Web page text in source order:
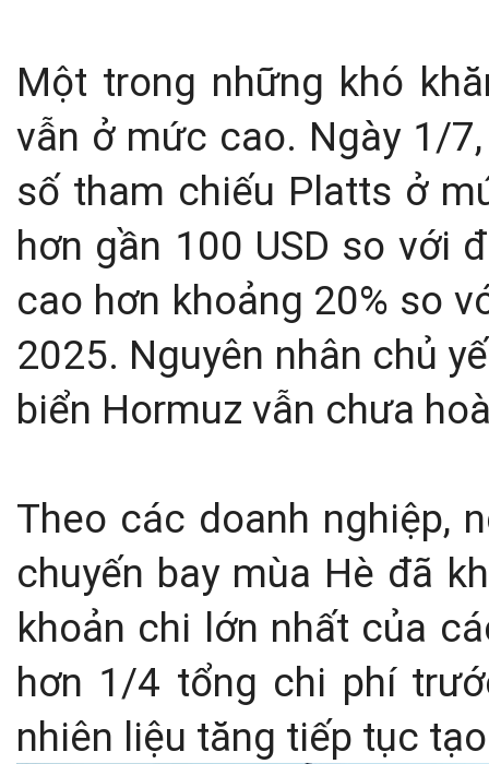
Một trong những khó
vẫn ở mức cao. Ngày 1/
số tham chiếu Platts ở
hơn gần 100 USD so với
cao hơn khoảng 20% so
2025. Nguyên nhân chủ
biển Hormuz vẫn chưa
Theo các doanh nghiệp,
chuyến bay mùa Hè đã
khoản chi lớn nhất của
hơn 1/4 tổng chi phí
nhiên liệu tăng tiếp tục